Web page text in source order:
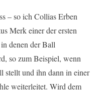
– so ich Collias Erben
Merk einer der ersten
denen der Ball
so zum Beispiel, wenn
stellt und ihn dann in einer
weiterleitet. Wird dem